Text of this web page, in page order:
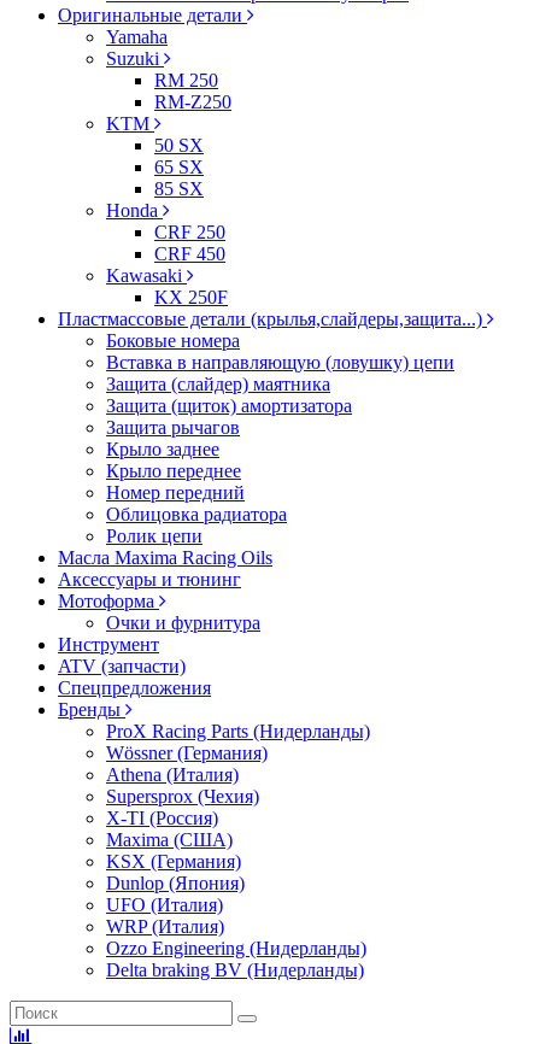
Оригинальные детали
Yamaha
Suzuki
RM 250
RM-Z250
KTM
50 SX
65 SX
85 SX
Honda
CRF 250
CRF 450
Kawasaki
KX 250F
Пластмассовые детали (крылья,слайдеры,защита...)
Боковые номера
Вставка в направляющую (ловушку) цепи
Защита (слайдер) маятника
Защита (щиток) амортизатора
Защита рычагов
Крыло заднее
Крыло переднее
Номер передний
Облицовка радиатора
Ролик цепи
Масла Maxima Racing Oils
Аксессуары и тюнинг
Мотоформа
Очки и фурнитура
Инструмент
ATV (запчасти)
Спецпредложения
Бренды
ProX Racing Parts (Нидерланды)
Wössner (Германия)
Athena (Италия)
Supersprox (Чехия)
X-TI (Россия)
Maxima (США)
KSX (Германия)
Dunlop (Япония)
UFO (Италия)
WRP (Италия)
Ozzo Engineering (Нидерланды)
Delta braking BV (Нидерланды)